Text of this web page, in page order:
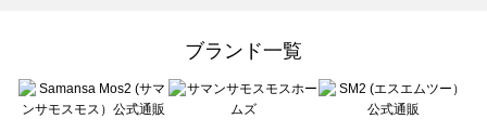
sō4ū（ソウフォーユー）のルームウェア一覧
Te chichi（テチチ）のルームウェア一覧
Te chichi CLASSIC（テチチ クラシック）のルームウェア一覧
ブランド一覧